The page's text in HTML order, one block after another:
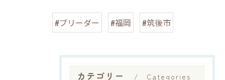
#ブリーダー #福岡 #筑後市
カテゴリー Categories